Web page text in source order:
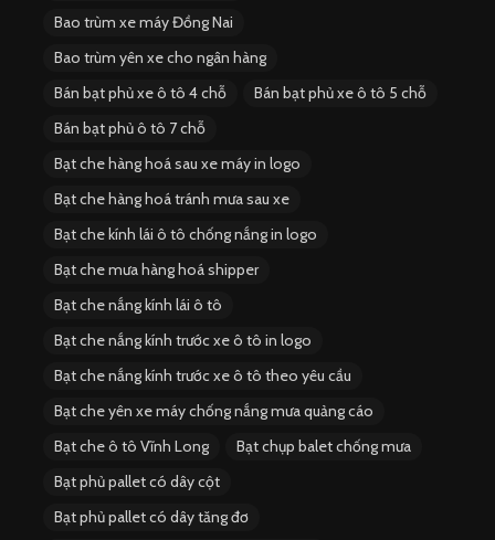
Bao trùm xe máy Đồng Nai
Bao trùm yên xe cho ngân hàng
Bán bạt phủ xe ô tô 4 chỗ
Bán bạt phủ xe ô tô 5 chỗ
Bán bạt phủ ô tô 7 chỗ
Bạt che hàng hoá sau xe máy in logo
Bạt che hàng hoá tránh mưa sau xe
Bạt che kính lái ô tô chống nắng in logo
Bạt che mưa hàng hoá shipper
Bạt che nắng kính lái ô tô
Bạt che nắng kính trước xe ô tô in logo
Bạt che nắng kính trước xe ô tô theo yêu cầu
Bạt che yên xe máy chống nắng mưa quảng cáo
Bạt che ô tô Vĩnh Long
Bạt chụp balet chống mưa
Bạt phủ pallet có dây cột
Bạt phủ pallet có dây tăng đơ